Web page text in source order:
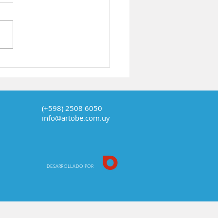
(+598) 2508 6050
info@artobe.com.uy
DESARROLLADO POR